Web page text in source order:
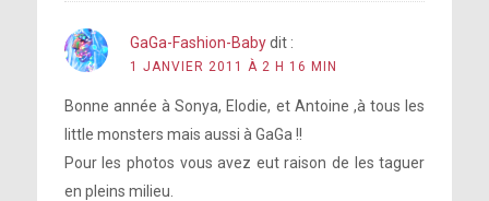
GaGa-Fashion-Baby dit :
1 JANVIER 2011 À 2 H 16 MIN
Bonne année à Sonya, Elodie, et Antoine ,à tous les
little monsters mais aussi à GaGa !!
Pour les photos vous avez eut raison de les taguer
en pleins milieu.